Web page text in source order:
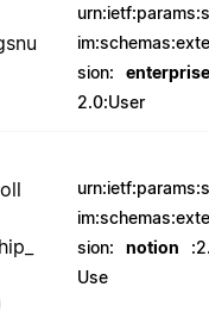
sion:
enterprise
2.0:User
sion:
notion
Use